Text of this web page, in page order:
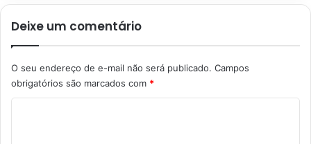
Deixe um comentário
O seu endereço de e-mail não será publicado. Campos
obrigatórios são marcados com *